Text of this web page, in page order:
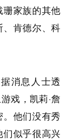
家族的其他
肯德尔、科
消息人士透
戏，凯莉·詹
他们没有秀
似乎很高兴